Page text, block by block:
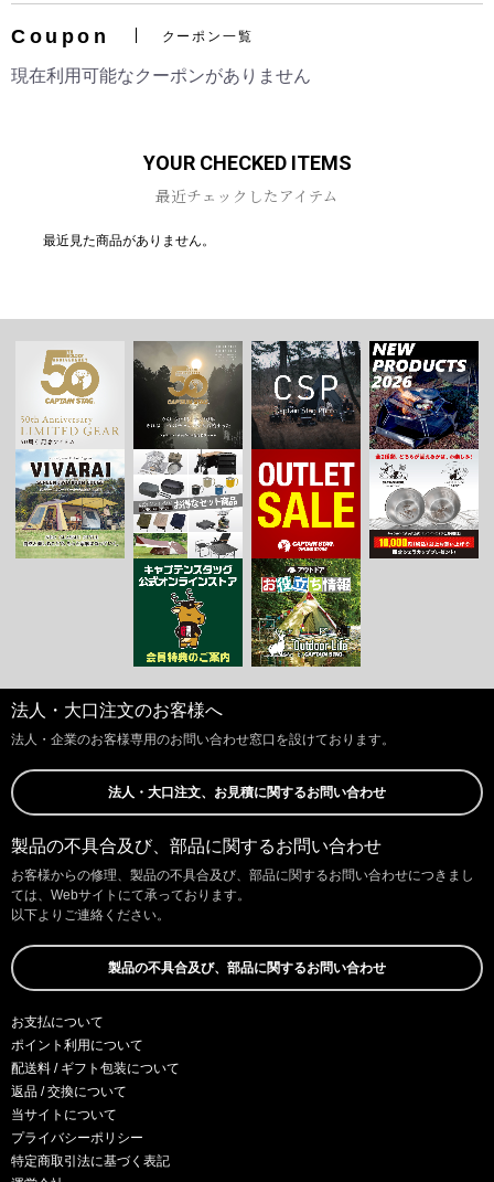
Coupon クーポン一覧
現在利用可能なクーポンがありません
YOUR CHECKED ITEMS
最近チェックしたアイテム
最近見た商品がありません。
法人・大口注文のお客様へ
法人・企業のお客様専用のお問い合わせ窓口を設けております。
法人・大口注文、お見積に関するお問い合わせ
製品の不具合及び、部品に関するお問い合わせ
お客様からの修理、製品の不具合及び、部品に関するお問い合わせにつきまし
ては、Webサイトにて承っております。
以下よりご連絡ください。
製品の不具合及び、部品に関するお問い合わせ
お支払について
ポイント利用について
配送料 / ギフト包装について
返品 / 交換について
当サイトについて
プライバシーポリシー
特定商取引法に基づく表記